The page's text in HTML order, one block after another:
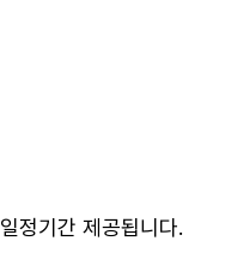
정기간 제공됩니다.